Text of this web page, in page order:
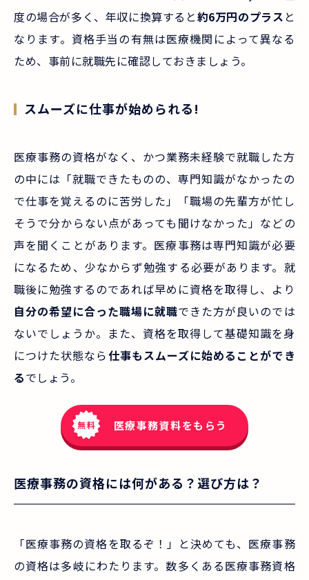
度の場合が多く、年収に換算すると約6万円のプラス と
なります。資格手当の有無は医療機関によって異なる
ため、事前に就職先に確認しておきましょう。
スムーズに仕事が始められる!
医療事務の資格がなく、かつ業務未経験で就職した方
の中には「就職できたものの、専門知識がなかったの
で仕事を覚えるのに苦労した」「職場の先輩方が忙し
そうで分からない点があっても聞けなかった」などの
声を聞くことがあります。医療事務は専門知識が必要
になるため、少なからず勉強する必要があります。就
職後に勉強するのであれば早めに資格を取得し、より
自分の希望に合った職場に就職できた方が良いのでは
ないでしょうか。また、資格を取得して基礎知識を身
につけた状態なら仕事もスムーズに始めることができ
るでしょう。
医療事務資料をもらう
医療事務の資格には何がある？選び方は？
「医療事務の資格を取るぞ！」と決めても、医療事務
の資格は多岐にわたります。数多くある医療事務資格